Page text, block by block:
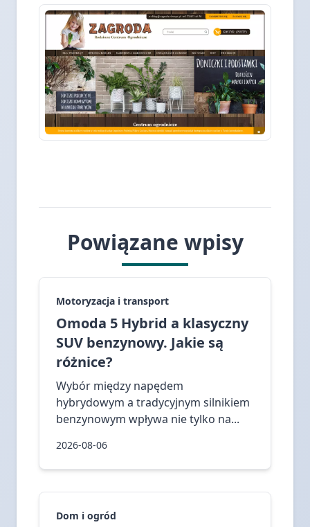
Powiązane wpisy
Motoryzacja i transport
Omoda 5 Hybrid a klasyczny
SUV benzynowy. Jakie są
różnice?
Wybór między napędem
hybrydowym a tradycyjnym silnikiem
benzynowym wpływa nie tylko na...
2026-08-06
Dom i ogród